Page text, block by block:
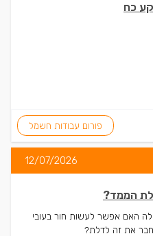
פורום עבודות חשמל
12/07/2026
הממד?
האם אפשר לעשות חור בעובי
את זה לדלת?